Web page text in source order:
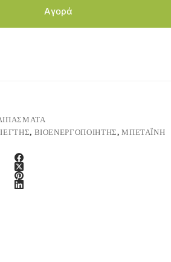
Αγορά
, ΒΙΟΕΝΕΡΓΟΠΟΙΗΤΉΣ,ΜΠΕΤΑΪΝΗ